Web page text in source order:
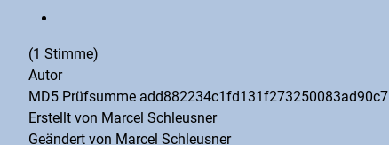
(1 Stimme)
Autor
MD5 Prüfsumme add882234c1fd131f273250083ad90c7
Erstellt von Marcel Schleusner
Geändert von Marcel Schleusner